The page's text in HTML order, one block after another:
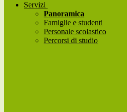
Servizi
Panoramica
Famiglie e studenti
Personale scolastico
Percorsi di studio